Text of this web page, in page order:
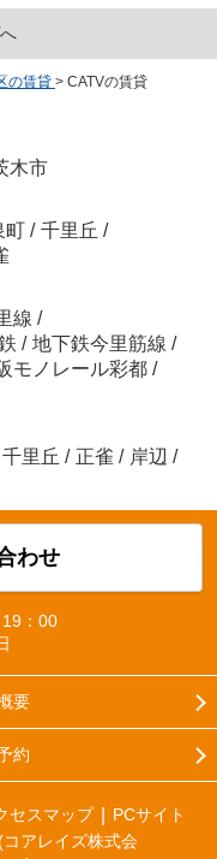
の賃貸 > CATVの賃貸
木市
町 / 千里丘 /
線 /
/ 地下鉄今里筋線 /
モノレール彩都 /
千里丘 / 正雀 / 岸辺 /
わせ
：00
要
約
セスマップ
PCサイト
アレイズ株式会